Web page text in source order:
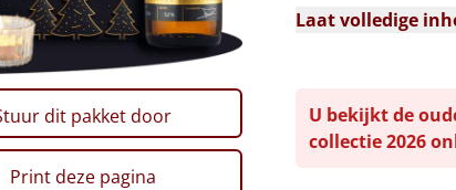
Laat volledige
dit pakket door
Print deze pagina
U bekijkt de
collectie 2026